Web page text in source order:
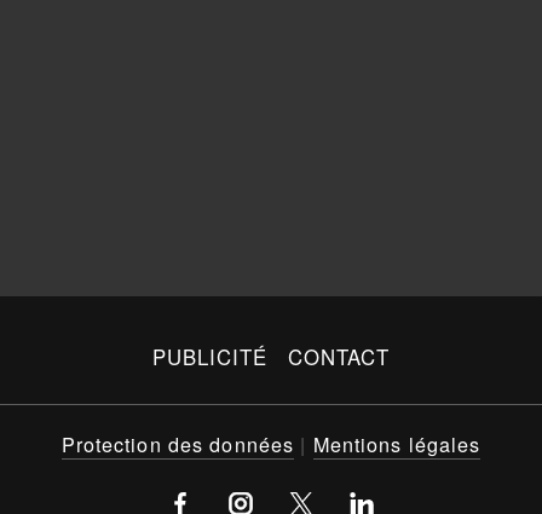
PUBLICITÉ CONTACT
Protection des données | Mentions légales